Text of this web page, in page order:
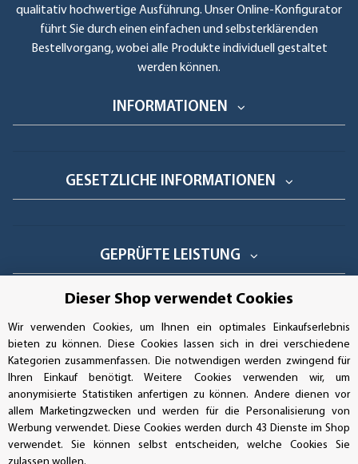
qualitativ hochwertige Ausführung. Unser Online-Konfigurator
führt Sie durch einen einfachen und selbsterklärenden
Bestellvorgang, wobei alle Produkte individuell gestaltet
werden können.
INFORMATIONEN
GESETZLICHE INFORMATIONEN
GEPRÜFTE LEISTUNG
AUFKLEBERDEALER STORE
Handwerkerring 1, D-39326 Wolmirstedt
Bestellungen/Support: +49 (0)39-201-28-98-10
Buchhaltung: +49 (0)39-201-28-98-17
Dieser Shop verwendet Cookies
Wir verwenden Cookies, um Ihnen ein optimales Einkaufserlebnis
bieten zu können. Diese Cookies lassen sich in drei verschiedene
Kategorien zusammenfassen. Die notwendigen werden zwingend für
Ihren Einkauf benötigt. Weitere Cookies verwenden wir, um
anonymisierte Statistiken anfertigen zu können. Andere dienen vor
allem Marketingzwecken und werden für die Personalisierung von
Werbung verwendet. Diese Cookies werden durch 43 Dienste im Shop
verwendet. Sie können selbst entscheiden, welche Cookies Sie